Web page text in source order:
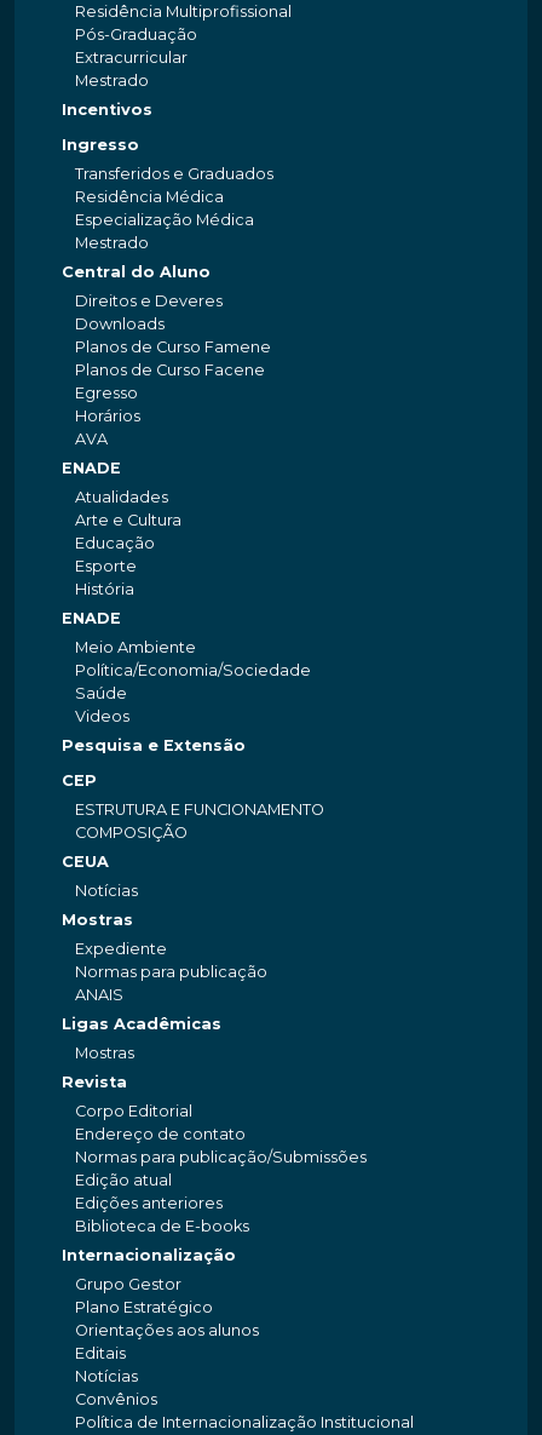
Residência Multiprofissional
Pós-Graduação
Extracurricular
Mestrado
Incentivos
Ingresso
Transferidos e Graduados
Residência Médica
Especialização Médica
Mestrado
Central do Aluno
Direitos e Deveres
Downloads
Planos de Curso Famene
Planos de Curso Facene
Egresso
Horários
AVA
ENADE
Atualidades
Arte e Cultura
Educação
Esporte
História
ENADE
Meio Ambiente
Política/Economia/Sociedade
Saúde
Videos
Pesquisa e Extensão
CEP
ESTRUTURA E FUNCIONAMENTO
COMPOSIÇÃO
CEUA
Notícias
Mostras
Expediente
Normas para publicação
ANAIS
Ligas Acadêmicas
Mostras
Revista
Corpo Editorial
Endereço de contato
Normas para publicação/Submissões
Edição atual
Edições anteriores
Biblioteca de E-books
Internacionalização
Grupo Gestor
Plano Estratégico
Orientações aos alunos
Editais
Notícias
Convênios
Política de Internacionalização Institucional